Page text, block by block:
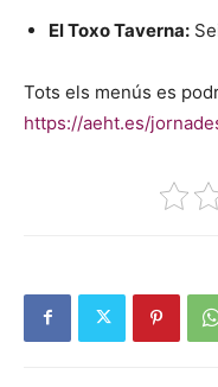
El Toxo Taverna:
Tots els menús es
https://aeht.es/